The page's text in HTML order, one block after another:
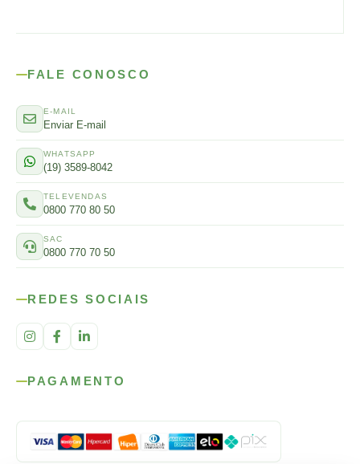
FALE CONOSCO
E-MAIL
Enviar E-mail
WHATSAPP
(19) 3589-8042
TELEVENDAS
0800 770 80 50
SAC
0800 770 70 50
REDES SOCIAIS
PAGAMENTO